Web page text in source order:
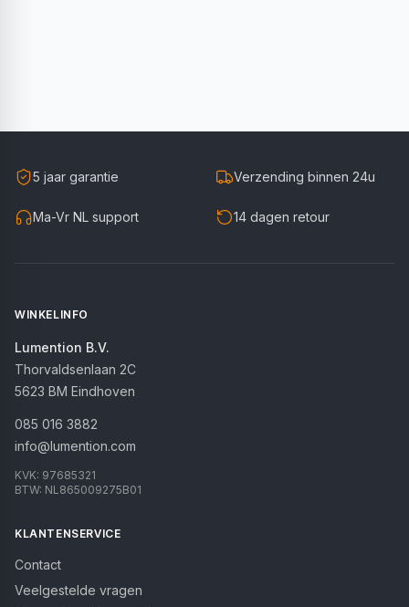
5 jaar garantie Verzending binnen 24u
Ma-Vr NL support 14 dagen retour
WINKELINFO
Lumention B.V.
Thorvaldsenlaan 2C
5623 BM Eindhoven
085 016 3882
info@lumention.com
KVK: 97685321
BTW: NL865009275B01
KLANTENSERVICE
Contact
Veelgestelde vragen